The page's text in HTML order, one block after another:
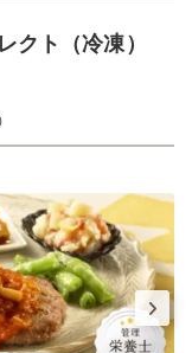
クト（冷凍）